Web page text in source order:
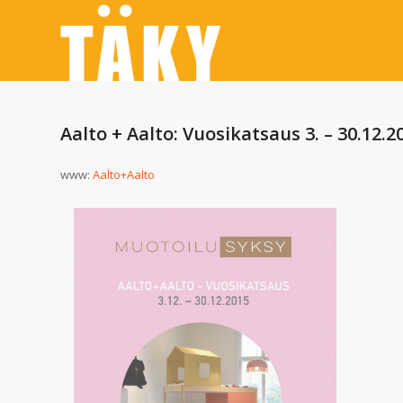
Aalto + Aalto: Vuosikatsaus 3. –
www: Aalto+Aalto